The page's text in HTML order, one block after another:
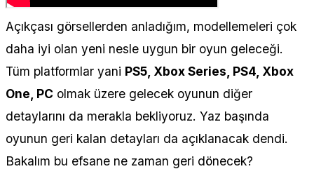
Açıkçası görsellerden anladığım, modellemeleri çok
daha iyi olan yeni nesle uygun bir oyun geleceği.
Tüm platformlar yani PS5, Xbox Series, PS4, Xbox
One, PC olmak üzere gelecek oyunun diğer
detaylarını da merakla bekliyoruz. Yaz başında
oyunun geri kalan detayları da açıklanacak dendi.
Bakalım bu efsane ne zaman geri dönecek?